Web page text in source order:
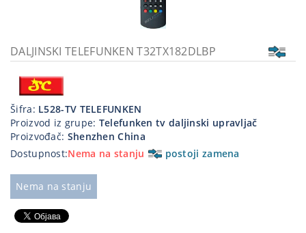
priključci
Kućna
tehnika
Poslovna
oprema,računari
Strujni
program
DALJINSKI TELEFUNKEN T32TX182DLBP
Šifra: L528-TV TELEFUNKEN
Proizvod iz grupe: Telefunken tv daljinski upravljač
Proizvođač: Shenzhen China
Dostupnost:Nema na stanju postoji zamena
Nema na stanju